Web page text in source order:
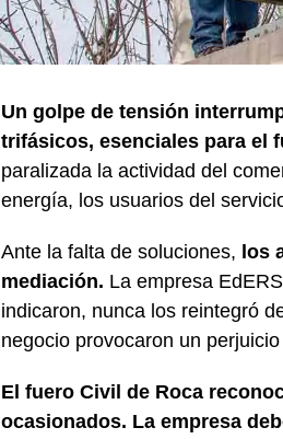
Un golpe de tensión
trifásicos, esenciales para el
paralizada la actividad del
energía, los usuarios del
Ante la falta de soluciones, los
mediación. La empresa
indicaron, nunca los reintegró
negocio provocaron un
El fuero Civil de Roca
ocasionados. La empresa